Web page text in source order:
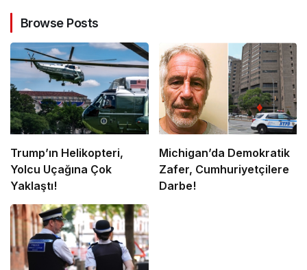
Browse Posts
Trump’ın Helikopteri,
Yolcu Uçağına Çok
Yaklaştı!
Michigan’da Demokratik
Zafer, Cumhuriyetçilere
Darbe!